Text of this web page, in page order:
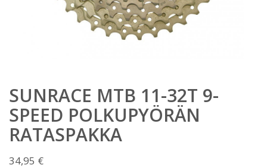
SUNRACE MTB 11-32T 9-
SPEED POLKUPYÖRÄN
RATASPAKKA
34,95 €